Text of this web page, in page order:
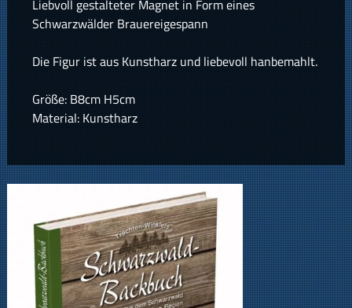
Liebvoll gestalteter Magnet in Form eines
Schwarzwälder Brauereigespann
Die Figur ist aus Kunstharz und liebevoll hanbemahlt.
Größe: B8cm H5cm
Material: Kunstharz